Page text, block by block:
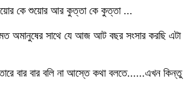
কে শুয়োর আর কুত্তা কে কুত্তা ...
অমানুষের সাথে যে আজ আট বছর সংসার করছি এটা
বার বার বলি না আস্তে কথা বলতে......এখন কিন্তু